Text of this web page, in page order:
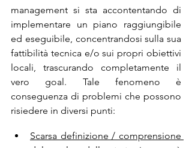
management si sta accontentando di
implementare un piano raggiungibile
ed eseguibile, concentrandosi sulla sua
fattibilità tecnica e/o sui propri obiettivi
locali, trascurando completamente il
vero goal. Tale fenomeno è
conseguenza di problemi che possono
risiedere in diversi punti:
Scarsa definizione / comprensione